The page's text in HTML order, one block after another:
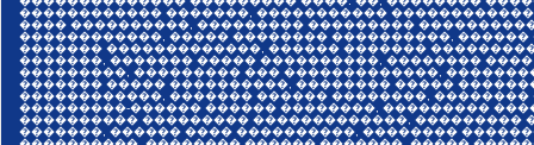
������������ �������, �����������
���� ����������, ��������� ���������
������������, ����� �������� ����������,
������� �������������, ������ �������
�������, ������� ����� ����������, ��������
���������, ��������� ��� �������������,
������� ����� ����������, �������� �����
������������, ������� ������ ��������,
���������-������ ������ ��������, ���������
���������� ��������� �������������, ���������
�������, ������ ���� ����������, ��������